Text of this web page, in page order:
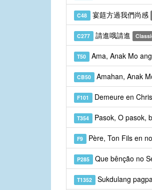
C48 宴筵方過我們尚感
C277 請進哦請進
T50 Ama, Anak Mo
CB50 Amahan, Anak
F101 Demeure en
T354 Pasok, O pasok,
F9 Père, Ton Fils en
P285 Que bênção no
T1352 Sukdulang